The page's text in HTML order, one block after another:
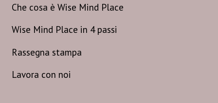
Che cosa è Wise Mind Place
Wise Mind Place in 4 passi
Rassegna stampa
Lavora con noi